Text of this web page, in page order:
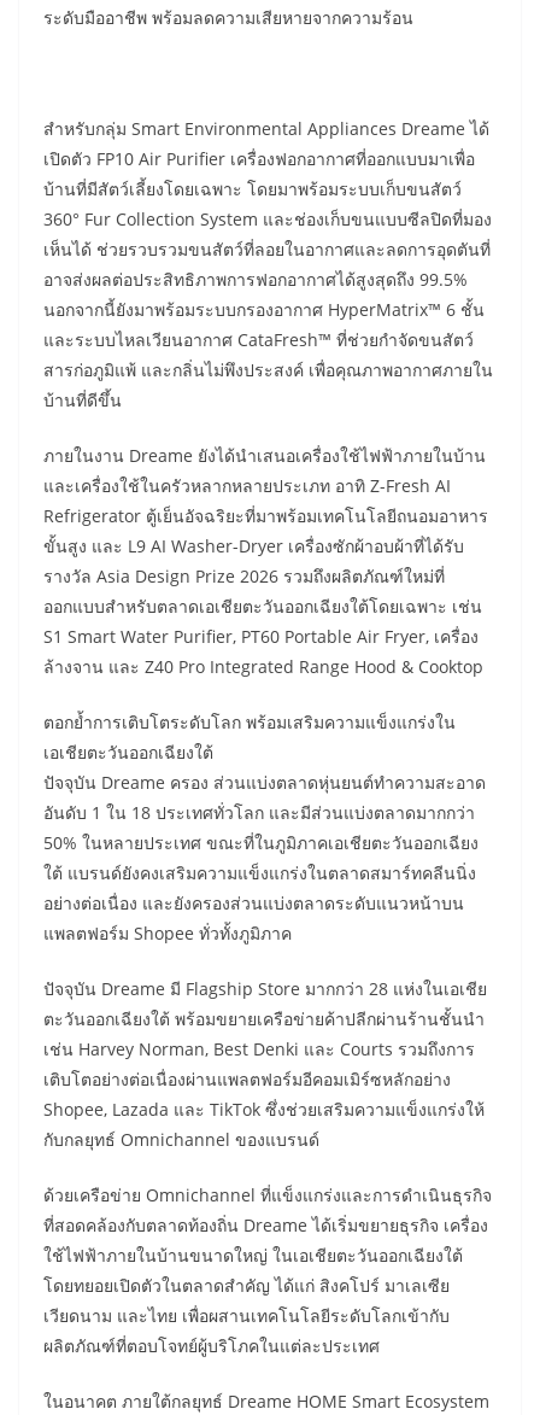
ระดับมืออาชีพ พร้อมลดความเสียหายจากความร้อน
สำหรับกลุ่ม Smart Environmental Appliances Dreame ได้
เปิดตัว FP10 Air Purifier เครื่องฟอกอากาศที่ออกแบบมาเพื่อ
บ้านที่มีสัตว์เลี้ยงโดยเฉพาะ โดยมาพร้อมระบบเก็บขนสัตว์
360° Fur Collection System และช่องเก็บขนแบบซีลปิดที่มอง
เห็นได้ ช่วยรวบรวมขนสัตว์ที่ลอยในอากาศและลดการอุดตันที่
อาจส่งผลต่อประสิทธิภาพการฟอกอากาศได้สูงสุดถึง 99.5%
นอกจากนี้ยังมาพร้อมระบบกรองอากาศ HyperMatrix™ 6 ชั้น
และระบบไหลเวียนอากาศ CataFresh™ ที่ช่วยกำจัดขนสัตว์
สารก่อภูมิแพ้ และกลิ่นไม่พึงประสงค์ เพื่อคุณภาพอากาศภายใน
บ้านที่ดีขึ้น
ภายในงาน Dreame ยังได้นำเสนอเครื่องใช้ไฟฟ้าภายในบ้าน
และเครื่องใช้ในครัวหลากหลายประเภท อาทิ Z-Fresh AI
Refrigerator ตู้เย็นอัจฉริยะที่มาพร้อมเทคโนโลยีถนอมอาหาร
ขั้นสูง และ L9 AI Washer-Dryer เครื่องซักผ้าอบผ้าที่ได้รับ
รางวัล Asia Design Prize 2026 รวมถึงผลิตภัณฑ์ใหม่ที่
ออกแบบสำหรับตลาดเอเชียตะวันออกเฉียงใต้โดยเฉพาะ เช่น
S1 Smart Water Purifier, PT60 Portable Air Fryer, เครื่อง
ล้างจาน และ Z40 Pro Integrated Range Hood & Cooktop
ตอกย้ำการเติบโตระดับโลก พร้อมเสริมความแข็งแกร่งใน
เอเชียตะวันออกเฉียงใต้
ปัจจุบัน Dreame ครอง ส่วนแบ่งตลาดหุ่นยนต์ทำความสะอาด
อันดับ 1 ใน 18 ประเทศทั่วโลก และมีส่วนแบ่งตลาดมากกว่า
50% ในหลายประเทศ ขณะที่ในภูมิภาคเอเชียตะวันออกเฉียง
ใต้ แบรนด์ยังคงเสริมความแข็งแกร่งในตลาดสมาร์ทคลีนนิ่ง
อย่างต่อเนื่อง และยังครองส่วนแบ่งตลาดระดับแนวหน้าบน
แพลตฟอร์ม Shopee ทั่วทั้งภูมิภาค
ปัจจุบัน Dreame มี Flagship Store มากกว่า 28 แห่งในเอเชีย
ตะวันออกเฉียงใต้ พร้อมขยายเครือข่ายค้าปลีกผ่านร้านชั้นนำ
เช่น Harvey Norman, Best Denki และ Courts รวมถึงการ
เติบโตอย่างต่อเนื่องผ่านแพลตฟอร์มอีคอมเมิร์ซหลักอย่าง
Shopee, Lazada และ TikTok ซึ่งช่วยเสริมความแข็งแกร่งให้
กับกลยุทธ์ Omnichannel ของแบรนด์
ด้วยเครือข่าย Omnichannel ที่แข็งแกร่งและการดำเนินธุรกิจ
ที่สอดคล้องกับตลาดท้องถิ่น Dreame ได้เริ่มขยายธุรกิจ เครื่อง
ใช้ไฟฟ้าภายในบ้านขนาดใหญ่ ในเอเชียตะวันออกเฉียงใต้
โดยทยอยเปิดตัวในตลาดสำคัญ ได้แก่ สิงคโปร์ มาเลเซีย
เวียดนาม และไทย เพื่อผสานเทคโนโลยีระดับโลกเข้ากับ
ผลิตภัณฑ์ที่ตอบโจทย์ผู้บริโภคในแต่ละประเทศ
ในอนาคต ภายใต้กลยุทธ์ Dreame HOME Smart Ecosystem